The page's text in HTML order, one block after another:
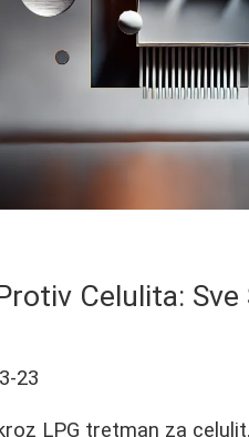
Celulita:
23
LPG tretman za